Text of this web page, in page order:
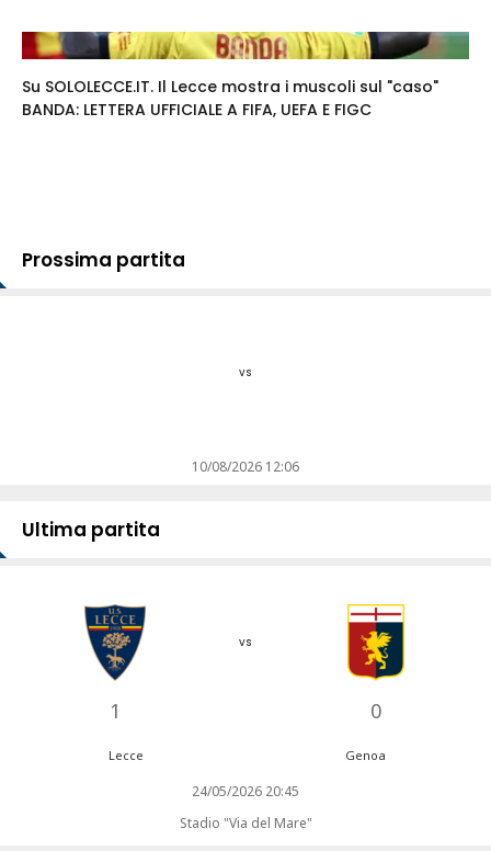
Su SOLOLECCE.IT. Il Lecce mostra i muscoli sul "caso"
BANDA: LETTERA UFFICIALE A FIFA, UEFA E FIGC
Prossima partita
vs
10/08/2026 12:06
Ultima partita
1
vs
0
Lecce Genoa
24/05/2026 20:45
Stadio "Via del Mare"